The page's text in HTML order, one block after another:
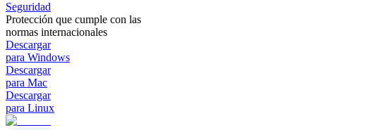
Seguridad
Protección que cumple con las
normas internacionales
Descargar
para Windows
Descargar
para Mac
Descargar
para Linux